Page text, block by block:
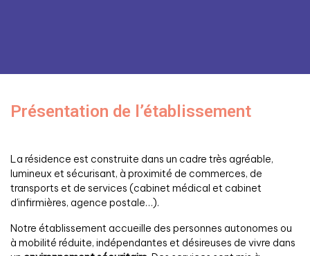
Présentation de l’établissement
La résidence est construite dans un cadre très agréable,
lumineux et sécurisant, à proximité de commerces, de
transports et de services (cabinet médical et cabinet
d’infirmières, agence postale…).
Notre établissement accueille des personnes autonomes ou
à mobilité réduite, indépendantes et désireuses de vivre dans